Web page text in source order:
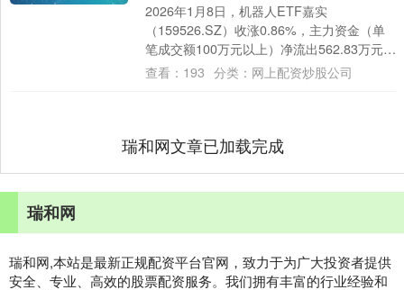
2026年1月8日，机器人ETF嘉实
（159526.SZ）收涨0.86%，主力资金（单
笔成交额100万元以上）净流出562.83万元，
居可比基金第一。（数据 拉....
查看： 193 分类： 网上配资炒股公司
瑞和网文章已加载完成
瑞和网
瑞和网,本站是最新正规配资平台官网，致力于为广大投资者提供
安全、专业、高效的股票配资服务。我们拥有丰富的行业经验和